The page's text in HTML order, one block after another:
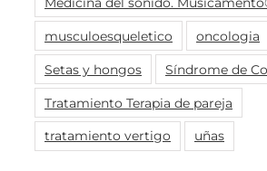
musculoesqueletico oncologia
Setas y hongos Síndrome de
Tratamiento Terapia de pareja
tratamiento vertigo uñas